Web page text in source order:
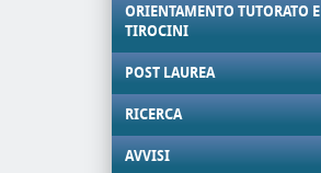
ORIENTAMENTO TUTORATO E
TIROCINI
POST LAUREA
RICERCA
AVVISI